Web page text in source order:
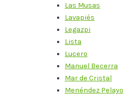
Las Musas
Lavapiés
Legazpi
Lista
Lucero
Manuel Becerra
Mar de Cristal
Menéndez Pelayo